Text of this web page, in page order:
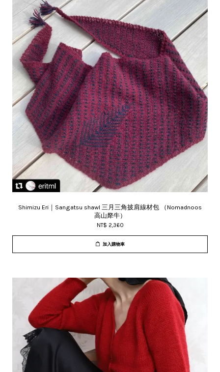
Shimizu Eri｜Sangatsu shawl 三月三角披肩線材包 （Nomadnoos
高山犛牛）
NT$ 2,360
加入購物車